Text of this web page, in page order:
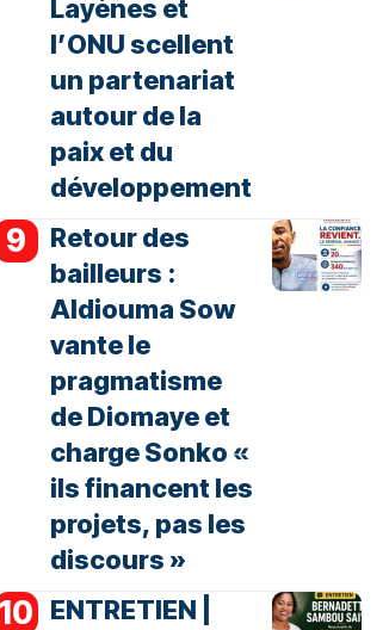
Layènes et
l’ONU scellent
un partenariat
autour de la
paix et du
développement
Retour des
bailleurs :
Aldiouma Sow
vante le
pragmatisme
de Diomaye et
charge Sonko «
ils financent les
projets, pas les
discours »
ENTRETIEN |